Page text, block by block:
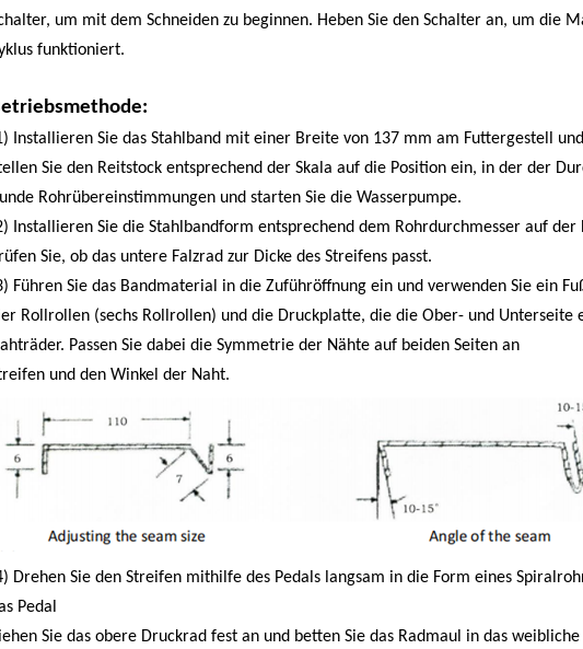
um mit dem Schneiden zu beginnen. Heben Sie den Schalter an, um die
funktioniert.
Installieren Sie das Stahlband mit einer Breite von 137 mm am Futtergestell
Sie den Reitstock entsprechend der Skala auf die Position ein, in der der
Rohrübereinstimmungen und starten Sie die Wasserpumpe.
Installieren Sie die Stahlbandform entsprechend dem Rohrdurchmesser auf der
Sie, ob das untere Falzrad zur Dicke des Streifens passt.
Führen Sie das Bandmaterial in die Zuführöffnung ein und verwenden Sie ein
Rollrollen (sechs Rollrollen) und die Druckplatte, die die Ober- und Unterseite
Passen Sie dabei die Symmetrie der Nähte auf beiden Seiten an
und den Winkel der Naht.
Drehen Sie den Streifen mithilfe des Pedals langsam in die Form eines
Pedal
Sie das obere Druckrad fest an und betten Sie das Radmaul in das